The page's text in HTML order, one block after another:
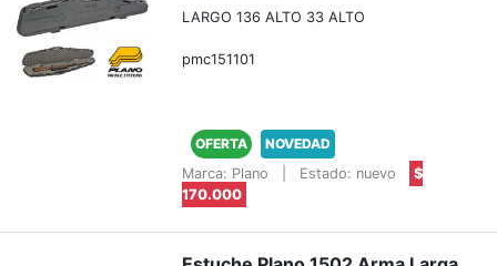
LARGO 136 ALTO 33 ALTO
pmc151101
OFERTA
NOVEDAD
Marca: Plano
Estado: nuevo
$
170.000